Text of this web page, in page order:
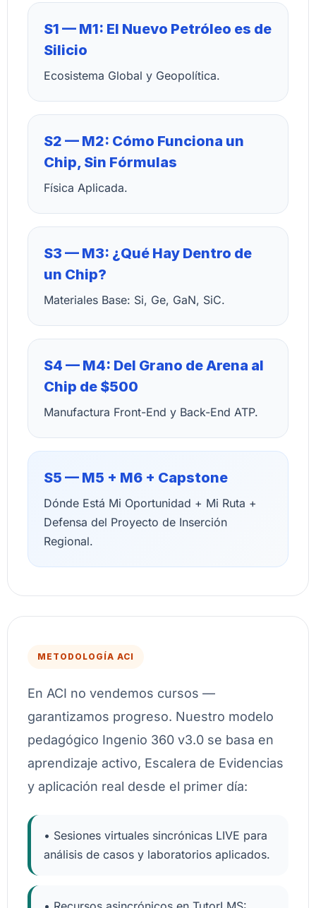
S1 — M1: El Nuevo Petróleo es de
Silicio
Ecosistema Global y Geopolítica.
S2 — M2: Cómo Funciona un
Chip, Sin Fórmulas
Física Aplicada.
S3 — M3: ¿Qué Hay Dentro de
un Chip?
Materiales Base: Si, Ge, GaN, SiC.
S4 — M4: Del Grano de Arena al
Chip de $500
Manufactura Front-End y Back-End ATP.
S5 — M5 + M6 + Capstone
Dónde Está Mi Oportunidad + Mi Ruta +
Defensa del Proyecto de Inserción
Regional.
METODOLOGÍA ACI
En ACI no vendemos cursos —
garantizamos progreso. Nuestro modelo
pedagógico Ingenio 360 v3.0 se basa en
aprendizaje activo, Escalera de Evidencias
y aplicación real desde el primer día:
• Sesiones virtuales sincrónicas LIVE para
análisis de casos y laboratorios aplicados.